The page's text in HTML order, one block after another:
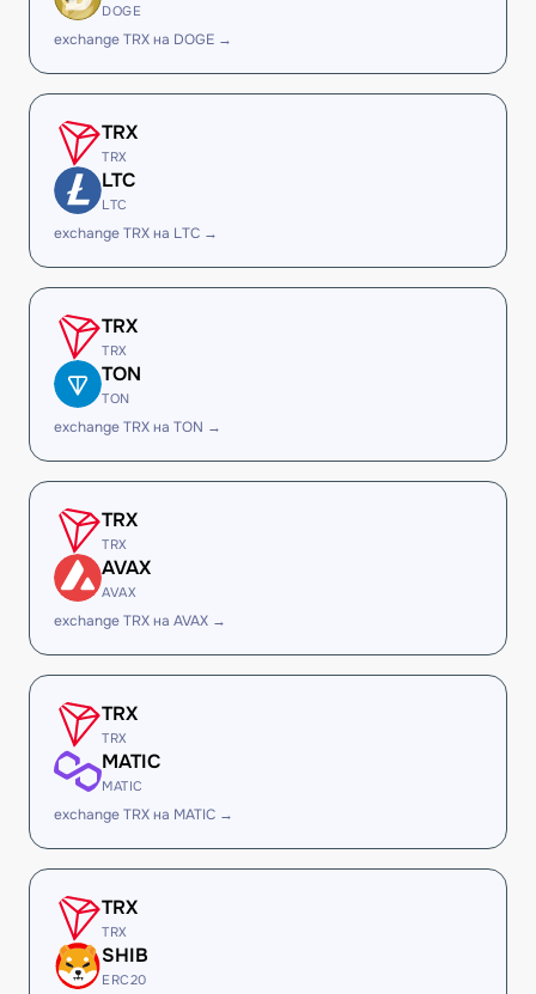
DOGE
exchange TRX на DOGE →
TRX
TRX
LTC
LTC
exchange TRX на LTC →
TRX
TRX
TON
TON
exchange TRX на TON →
TRX
TRX
AVAX
AVAX
exchange TRX на AVAX →
TRX
TRX
MATIC
MATIC
exchange TRX на MATIC →
TRX
TRX
SHIB
ERC20